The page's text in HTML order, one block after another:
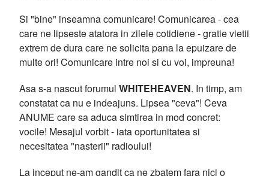
Si "bine" inseamna comunicare! Comunicarea - cea
care ne lipseste atatora in zilele cotidiene - gratie vietii
extrem de dura care ne solicita pana la epuizare de
multe ori! Comunicare intre noi si cu voi, impreuna!
Asa s-a nascut forumul WHITEHEAVEN. In timp, am
constatat ca nu e indeajuns. Lipsea "ceva"! Ceva
ANUME care sa aduca simtirea in mod concret:
vocile! Mesajul vorbit - iata oportunitatea si
necesitatea "nasterii" radioului!
La inceput ne-am gandit ca ne zbatem fara nici o